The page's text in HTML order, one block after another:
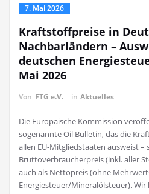
7. Mai 2026
Kraftstoffpreise in
Nachbarländern –
deutschen
Mai 2026
Von FTG e.V. in Aktuelles
Die Europäische Kommission
sogenannte Oil Bulletin, das die
allen EU-Mitgliedstaaten ausweist –
Bruttoverbraucherpreis (inkl. aller
auch als Nettopreis (ohne
Energiesteuer/Mineralölsteuer).